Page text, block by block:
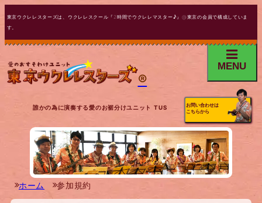
東京ウクレレスターズは、ウクレレスクール『2時間でウクレレマスター♪』@東京の会員で構成していま
す。
®
MENU
誰かの為に演奏する愛のお裾分けユニット TUS
お問い合わせは
こちらから
ホーム 参加規約